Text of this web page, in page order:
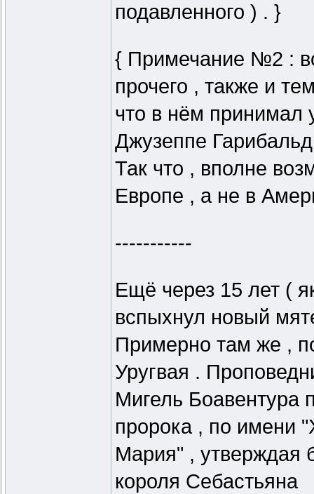
подавленного ) . }
{ Примечание №2 :
прочего , также и
что в нём принимал
Джузеппе
Так что , вполне
Европе , а не в
-----------
Ещё через 15 лет (
вспыхнул новый
Примерно там же ,
Уругвая .
Мигель Боавентура
пророка , по имени
Мария" , утверждая
короля Себастьяна